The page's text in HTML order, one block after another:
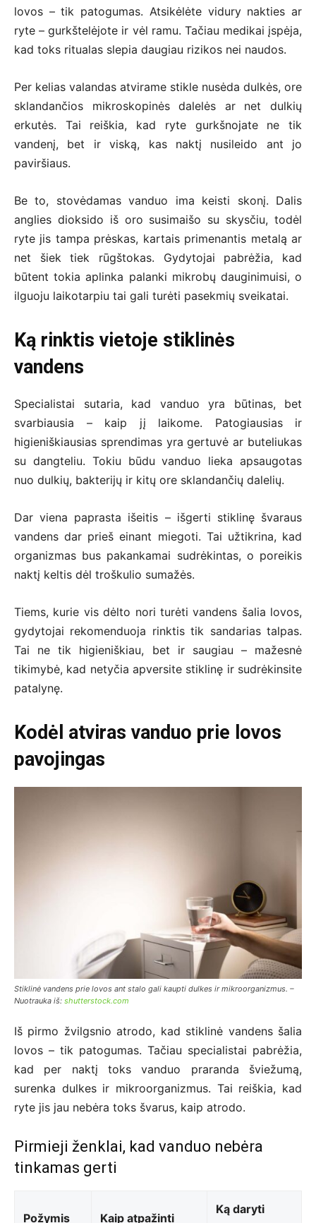
lovos – tik patogumas. Atsikėlėte vidury nakties ar
ryte – gurkštelėjote ir vėl ramu. Tačiau medikai įspėja,
kad toks ritualas slepia daugiau rizikos nei naudos.
Per kelias valandas atvirame stikle nusėda dulkės, ore
sklandančios mikroskopinės dalelės ar net dulkių
erkutės. Tai reiškia, kad ryte gurkšnojate ne tik
vandenį, bet ir viską, kas naktį nusileido ant jo
paviršiaus.
Be to, stovėdamas vanduo ima keisti skonį. Dalis
anglies dioksido iš oro susimaišo su skysčiu, todėl
ryte jis tampa prėskas, kartais primenantis metalą ar
net šiek tiek rūgštokas. Gydytojai pabrėžia, kad
būtent tokia aplinka palanki mikrobų dauginimuisi, o
ilguoju laikotarpiu tai gali turėti pasekmių sveikatai.
Ką rinktis vietoje stiklinės
vandens
Specialistai sutaria, kad vanduo yra būtinas, bet
svarbiausia – kaip jį laikome. Patogiausias ir
higieniškiausias sprendimas yra gertuvė ar buteliukas
su dangteliu. Tokiu būdu vanduo lieka apsaugotas
nuo dulkių, bakterijų ir kitų ore sklandančių dalelių.
Dar viena paprasta išeitis – išgerti stiklinę švaraus
vandens dar prieš einant miegoti. Tai užtikrina, kad
organizmas bus pakankamai sudrėkintas, o poreikis
naktį keltis dėl troškulio sumažės.
Tiems, kurie vis dėlto nori turėti vandens šalia lovos,
gydytojai rekomenduoja rinktis tik sandarias talpas.
Tai ne tik higieniškiau, bet ir saugiau – mažesnė
tikimybė, kad netyčia apversite stiklinę ir sudrėkinsite
patalynę.
Kodėl atviras vanduo prie lovos
pavojingas
Stiklinė vandens prie lovos ant stalo gali kaupti dulkes ir mikroorganizmus. –
Nuotrauka iš: shutterstock.com
Iš pirmo žvilgsnio atrodo, kad stiklinė vandens šalia
lovos – tik patogumas. Tačiau specialistai pabrėžia,
kad per naktį toks vanduo praranda šviežumą,
surenka dulkes ir mikroorganizmus. Tai reiškia, kad
ryte jis jau nebėra toks švarus, kaip atrodo.
Pirmieji ženklai, kad vanduo nebėra
tinkamas gerti
Požymis Kaip atpažinti
Ką daryti